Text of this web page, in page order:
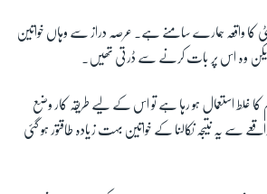
کا واقعہ ہمارے سامنے ہے۔ عرصہ دراز سے وہاں خواتین
لیکن وہ اس پر بات کرنے سے ڈرتی تھیں۔
مہم کا غلط استعمال ہو رہا ہے تو اس کے لیے طریقہ کار وضع
یہ نتیجہ نکالنا کے خواتین بہت زیادہ طاقتور ہو گئی